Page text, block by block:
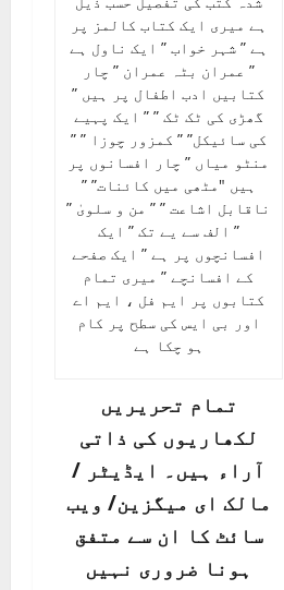
ہے میری ایک کتاب کالمز پر
ہے ” شہر خواب ” ایک ناول ہے
” عمران بٹہ عمران ” چار
کتابیں ادب اطفال پر ہیں ”
گھڑی کی ٹک ٹک ” ” ایک پہیے
کی سائیکل” ” کمزور چوزا ” ”
منٹو میاں ” چار افسانوں پر
ہیں "مٹھی میں کائنات” ”
ناقابل اشاعت ” ” من و سلویٰ ”
” الف سے یے تک ” ایک
افسانچوں پر ہے ” ایک صفحے
کے افسانچے ” میری تمام
کتابوں پر ایم فل ، ایم اے
اور بی ایس کی سطح پر کام
ہو چکا ہے
تمام تحریریں
لکھاریوں کی ذاتی
آراء ہیں۔ ایڈیٹر /
مالک ای میگزین/ ویب
سائٹ کا ان سے متفق
ہونا ضروری نہیں